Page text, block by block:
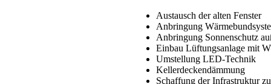
Austausch der alten Fenster
Anbringung
Anbringung Sonnenschutz
Einbau Lüftungsanlage mit
Umstellung LED-Technik
Kellerdeckendämmung
Schaffung der Infrastruktur